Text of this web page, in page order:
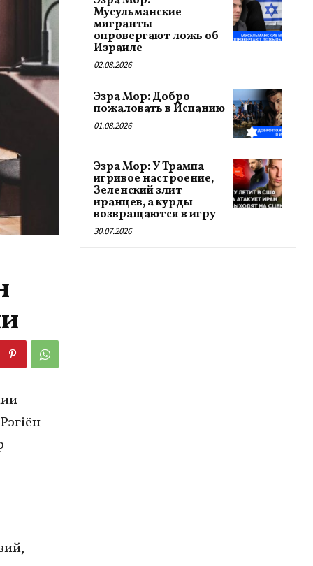
Мусульманские
мигранты
опровергают ложь об
Израиле
02.08.2026
Эзра Мор: Добро
пожаловать в Испанию
01.08.2026
Эзра Мор: У Трампа
игривое настроение,
Зеленский злит
иранцев, а курды
возвращаются в игру
30.07.2026